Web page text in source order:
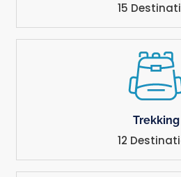
15
Trekking
12